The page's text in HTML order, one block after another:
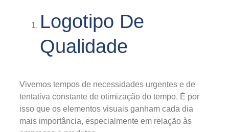
Logotipo De
Qualidade
Vivemos tempos de necessidades urgentes e de
tentativa constante de otimização do tempo. É por
isso que os elementos visuais ganham cada dia
mais importância, especialmente em relação às